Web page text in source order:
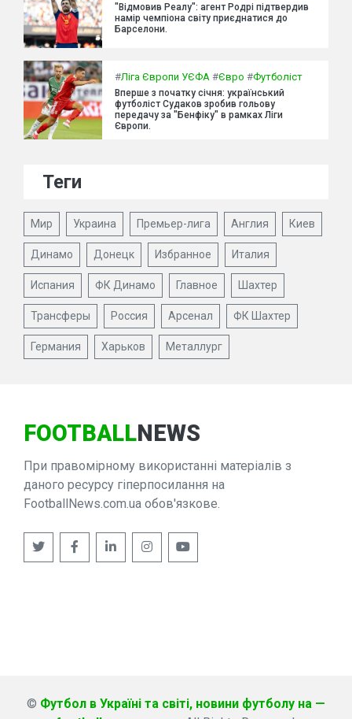
"Відмовив Реалу": агент Родрі підтвердив
намір чемпіона світу приєднатися до
Барселони.
#Ліга Європи УЄФА #Євро #Футболіст
Вперше з початку січня: український
футболіст Судаков зробив гольову
передачу за "Бенфіку" в рамках Ліги
Європи.
Теги
Мир Украина Премьер-лига Англия Киев
Динамо Донецк Избранное Италия
Испания ФК Динамо Главное Шахтер
Трансферы Россия Арсенал ФК Шахтер
Германия Харьков Металлург
FOOTBALLNEWS
При правомірному використанні матеріалів з
даного ресурсу гіперпосилання на
FootballNews.com.ua обов'язкове.
© Футбол в Україні та світі, новини футболу на —